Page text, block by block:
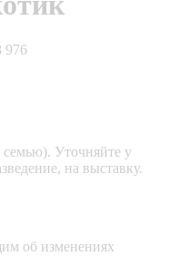
976
Уточняйте у
на выставку.
об изменениях